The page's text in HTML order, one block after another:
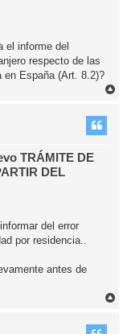
el informe del
respecto de las
en España (Art. 8.2)?
TRÁMITE DE
DEL
del error
por residencia..
antes de